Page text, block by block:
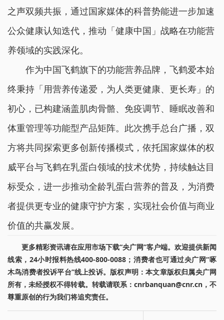
之声双频共振，通过国家媒体的科普势能进一步加速
公众健康认知迭代，推动「健康中国」战略在功能营
养领域的实践深化。
作为中国飞鹤旗下的功能营养品牌，飞鹤爱本始
终秉持「用营养传递爱，为人类更健康、更长寿」的
初心，已构建涵盖肌肉骨骼、免疫调节、睡眠改善和
体重管理等功能型产品矩阵。此次携手总台广播，双
方将共同探索更多创新传播模式，依托国家媒体的权
威平台与飞鹤在乳蛋白领域的技术优势，持续触达目
标受众，进一步推动全龄乳蛋白营养的普及，为消费
者提供更专业的健康守护方案，实现社会价值与商业
价值的共赢发展。
更多精彩资讯请在应用市场下载“央广网”客户端。欢迎提供新闻
线索，24小时报料热线400-800-0088；消费者也可通过央广网“啄
木鸟消费者投诉平台”线上投诉。版权声明：本文章版权归属央广网
所有，未经授权不得转载。转载请联系：cnrbanquan@cnr.cn，不
尊重原创的行为我们将追究责任。